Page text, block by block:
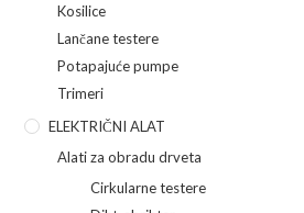
Kosilice
Lančane testere
Potapajuće pumpe
Trimeri
ELEKTRIČNI ALAT
Alati za obradu drveta
Cirkularne testere